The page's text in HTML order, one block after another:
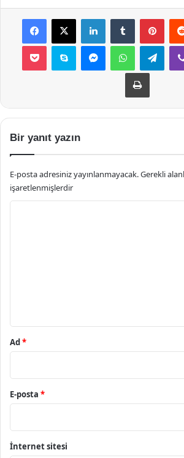
Facebook
X LinkedInTumblr
Pocket Skype MessengerWhatsApp
Yazdır
Bir yanıt yazın
E-posta adresiniz yayınlanmayacak.Gerekli
işaretlenmişlerdir
Ad*
E-posta *
İnternet sitesi